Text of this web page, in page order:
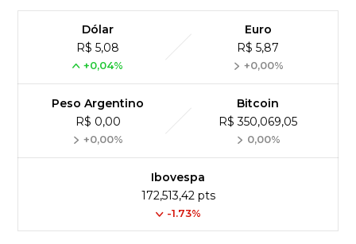
Dólar
R$ 5,08
+0,04%
Euro
R$ 5,87
+0,00%
Peso Argentino
R$ 0,00
+0,00%
Bitcoin
R$ 350,069,05
0,00%
Ibovespa
172,513,42 pts
-1.73%